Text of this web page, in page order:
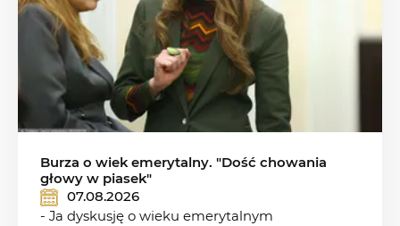
Burza o wiek emerytalny. "Dość chowania
głowy w piasek"
07.08.2026
- Ja dyskusję o wieku emerytalnym